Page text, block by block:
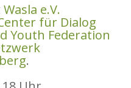
Wasla e.V.
für Dialog
Youth Federation
.